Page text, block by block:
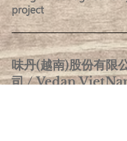
project
味丹(越南)股份有限
司 / Vedan